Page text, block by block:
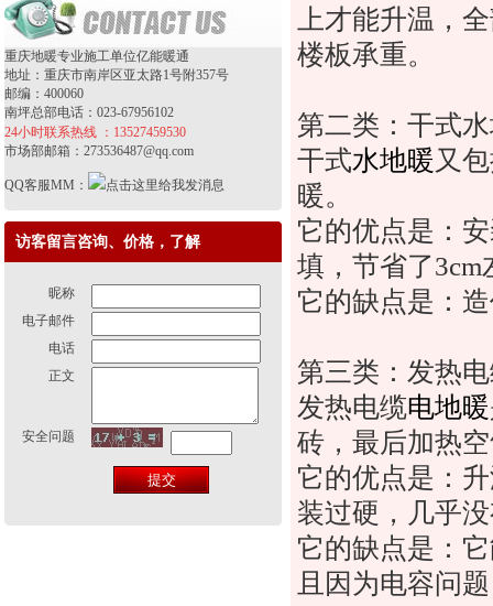
重庆地暖专业施工单位亿能暖通
地址：重庆市南岸区亚太路1号附357号
邮编：400060
南坪总部电话：023-67956102
24小时联系热线 ：13527459530
市场部邮箱：273536487@qq.com
QQ客服MM：
访客留言咨询、价格，了解
昵称
电子邮件
电话
正文
安全问题
上才能升温，
楼板承重。
第二类：干式
干式水地暖又
暖。
它的优点是：
填，节省了
它的缺点是：
第三类：发热
发热电缆电地暖
砖，最后加热
它的优点是：
装过硬，几乎
它的缺点是：
且因为电容问